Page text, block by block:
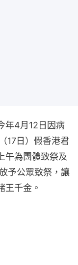
年4月12日因病
17日）假香港君
午為團體致祭及
予公眾致祭，讓
王千金。